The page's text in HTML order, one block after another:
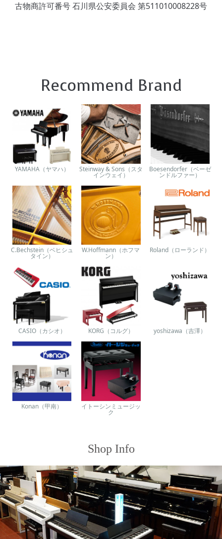
古物商許可番号 石川県公安委員会 第511010008228号
Recommend Brand
YAMAHA（ヤマハ） Steinway & Sons（スタ
インウェイ）
Boesendorfer（ベーゼ
ンドルファー）
C.Bechstein（ベヒシュ
タイン）
W.Hoffmann（ホフマ
ン）
Roland（ローランド）
CASIO（カシオ） KORG（コルグ） yoshizawa（吉澤）
Konan（甲南） イトーシンミュージッ
ク
Shop Info